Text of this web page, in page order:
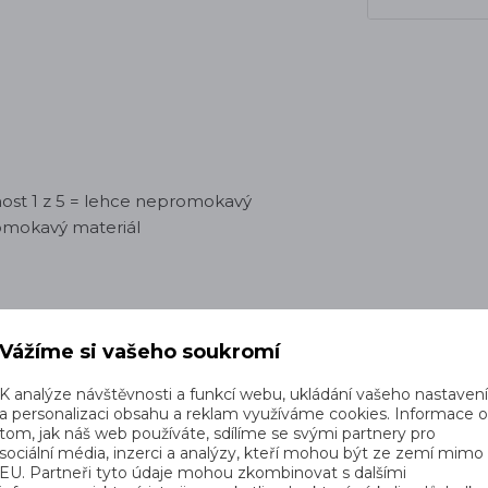
1 z 5 = lehce nepromokavý
materiál
Pánské oblečení Dynafit
Vážíme si vašeho soukromí
K analýze návštěvnosti a funkcí webu, ukládání vašeho nastavení
a personalizaci obsahu a reklam využíváme cookies. Informace o
tom, jak náš web používáte, sdílíme se svými partnery pro
sociální média, inzerci a analýzy, kteří mohou být ze zemí mimo
EU. Partneři tyto údaje mohou zkombinovat s dalšími